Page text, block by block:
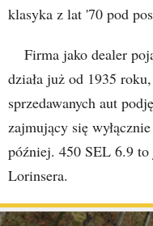
klasyka z lat '70 pod
Firma jako dealer
działa już od 1935
sprzedawanych aut
zajmujący się
później. 450 SEL 6.9
Lorinsera.